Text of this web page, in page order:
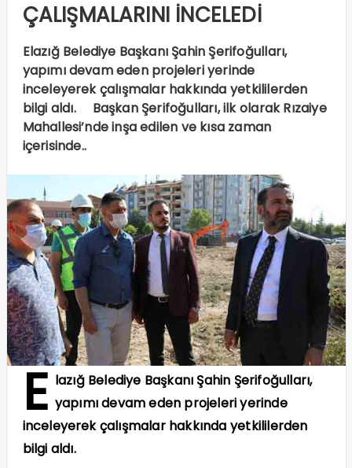
ÇALIŞMALARINI İNCELEDİ
Elazığ Belediye Başkanı Şahin Şerifoğulları,
yapımı devam eden projeleri yerinde
inceleyerek çalışmalar hakkında yetkililerden
bilgi aldı. Başkan Şerifoğulları, ilk olarak Rızaiye
Mahallesi’nde inşa edilen ve kısa zaman
içerisinde..
E lazığ Belediye Başkanı Şahin Şerifoğulları,
yapımı devam eden projeleri yerinde
inceleyerek çalışmalar hakkında yetkililerden
bilgi aldı.